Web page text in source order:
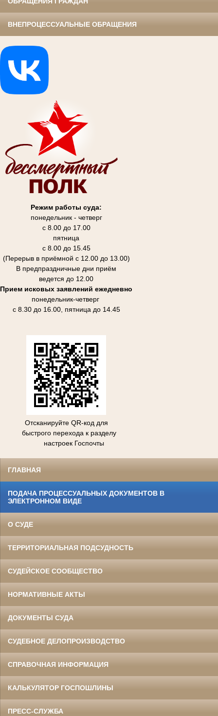
ВНЕПРОЦЕССУАЛЬНЫЕ ОБРАЩЕНИЯ
Режим работы суда:
понедельник - четверг
с 8.00 до 17.00
пятница
с 8.00 до 15.45
(Перерыв в приёмной с 12.00 до 13.00)
В предпраздничные дни приём
ведется до 12.00
Прием исковых заявлений ежедневно
понедельник-четверг
с 8.30 до 16.00, пятница до 14.45
Отсканируйте QR-код для
быстрого перехода к разделу
настроек Госпочты
ГЛАВНАЯ
ПОДАЧА ПРОЦЕССУАЛЬНЫХ ДОКУМЕНТОВ В
ЭЛЕКТРОННОМ ВИДЕ
О СУДЕ
ТЕРРИТОРИАЛЬНАЯ ПОДСУДНОСТЬ
СУДЕЙСКОЕ СООБЩЕСТВО
НОРМАТИВНЫЕ АКТЫ
ДОКУМЕНТЫ СУДА
СУДЕБНОЕ ДЕЛОПРОИЗВОДСТВО
СПРАВОЧНАЯ ИНФОРМАЦИЯ
КАЛЬКУЛЯТОР ГОСПОШЛИНЫ
ПРЕСС-СЛУЖБА